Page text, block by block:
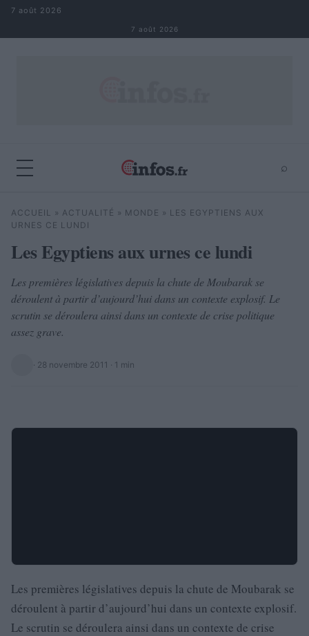
Aller au contenu
7 août 2026
7 août 2026
⌕
Rechercher ⌕
ACCUEIL » ACTUALITÉ » MONDE » LES EGYPTIENS AUX
URNES CE LUNDI
Les Egyptiens aux urnes ce lundi
Les premières législatives depuis la chute de Moubarak se
déroulent à partir d’aujourd’hui dans un contexte explosif. Le
scrutin se déroulera ainsi dans un contexte de crise politique
assez grave.
· 28 novembre 2011 · 1 min
Les premières législatives depuis la chute de Moubarak se
déroulent à partir d’aujourd’hui dans un contexte explosif.
Le scrutin se déroulera ainsi dans un contexte de crise